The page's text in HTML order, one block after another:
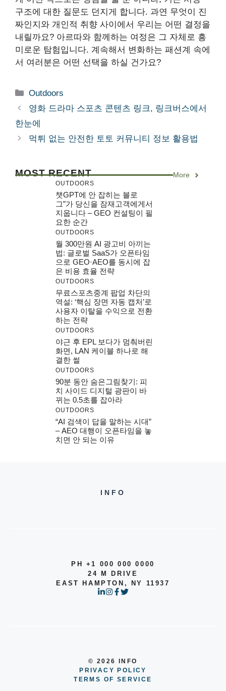
구조에 대한 질문도 던지게 합니다. 과연 무엇이 진
짜인지와 개인적 취향 사이에서 우리는 어떤 결정을
내릴까요? 아르따와 함께하는 여정은 그 자체로 흥
미로운 탐험입니다. 계속해서 변화하는 패션계 속에
서 여러분은 어떤 선택을 하실 건가요?
Categories
Outdoors
영화 드라마 스포츠 콘텐츠 링크, 링크버스에서
한눈에
먹튀 없는 안전한 토토 커뮤니티 정보 활용법
MOST RECENT More
OUTDOORS
챗GPT에 안 잡히는 블로
그”가 당신을 잠재고객에게서
지웁니다 – GEO 컨설팅이 필
요한 순간
OUTDOORS
월 300만원 AI 광고비 아끼는
법: 글로벌 SaaS가 오픈타임
으로 GEO·AEO를 동시에 잡
은 비용 효율 전략
OUTDOORS
무료스포츠중계 팝업 차단의
역설: ‘핵심 장면 자동 캡처’로
사용자 이탈을 수익으로 전환
하는 전략
OUTDOORS
야근 후 EPL 보다가 멈춰버린
화면, LAN 케이블 하나로 해
결한 썰
OUTDOORS
90분 동안 숨은그림찾기: 피
치 사이드 디지털 광판이 바
뀌는 0.5초를 잡아라
OUTDOORS
“AI 검색이 답을 말하는 시대”
– AEO 대행이 오픈타임을 놓
치면 안 되는 이유
INFO
PH +1 000 000 0000
24 M DRIVE
EAST HAMPTON, NY 11937
© 2026 INFO
PRIVACY POLICY
TERMS OF SERVICE